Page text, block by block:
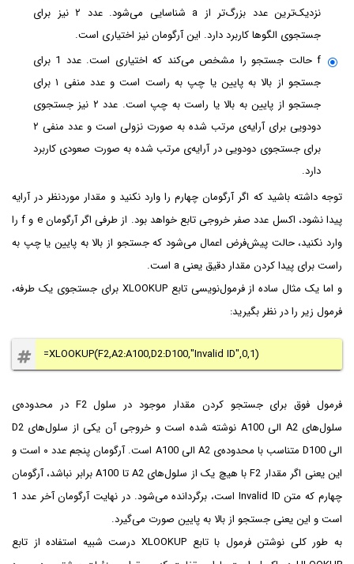
نزدیک‌ترین عدد بزرگ‌تر از a شناسایی می‌شود. عدد ۲ نیز برای
جستجوی الگوها کاربرد دارد. این آرگومان نیز اختیاری است.
f حالت جستجو را مشخص می‌کند که اختیاری است. عدد 1 برای
جستجو از بالا به پایین یا چپ به راست است و عدد منفی ۱ برای
جستجو از پایین به بالا یا راست به چپ است. عدد ۲ نیز جستجوی
دودویی برای آرایه‌ی مرتب شده به صورت نزولی است و عدد منفی ۲
برای جستجوی دودویی در آرایه‌ی مرتب شده به صورت صعودی کاربرد
دارد.
توجه داشته باشید که اگر آرگومان چهارم را وارد نکنید و مقدار موردنظر در آرایه
پیدا نشود، اکسل عدد صفر خروجی تابع خواهد بود. از طرفی اگر آرگومان e و f را
وارد نکنید، حالت‌ پیش‌فرض اعمال می‌شود که جستجو از بالا به پایین یا چپ به
راست برای پیدا کردن مقدار دقیق یعنی a است.
و اما یک مثال ساده از فرمول‌نویسی تابع XLOOKUP برای جستجوی یک طرفه،
فرمول زیر را در نظر بگیرید:
=XLOOKUP(F2,A2:A100,D2:D100,"Invalid ID",0,1)
فرمول فوق برای جستجو کردن مقدار موجود در سلول F2 در محدوده‌ی
سلول‌های A2 الی A100 نوشته شده است و خروجی آن یکی از سلول‌های D2
الی D100 متناسب با محدوده‌ی A2 الی A100 است. آرگومان پنجم عدد ۰ است و
این یعنی اگر مقدار F2 با هیچ یک از سلول‌های A2 تا A100 برابر نباشد، آرگومان
چهارم که متن Invalid ID است، برگردانده می‌شود. در نهایت آرگومان آخر عدد 1
است و این یعنی جستجو از بالا به پایین صورت می‌گیرد.
به طور کلی نوشتن فرمول با تابع XLOOKUP درست شبیه استفاده از تابع